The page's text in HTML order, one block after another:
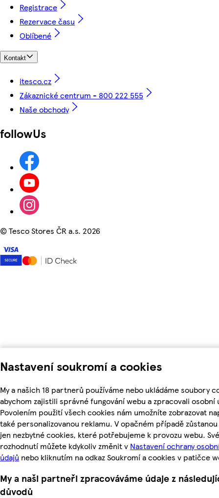
Nastavení soukromí a cookies
My a našich 18 partnerů používáme nebo ukládáme soubory
abychom zajistili správné fungování webu a zpracovali osobní
Povolením použití všech cookies nám umožníte zobrazovat
také personalizovanou reklamu. V opačném případě
jen nezbytné cookies, které potřebujeme k provozu webu. Své
rozhodnutí můžete kdykoliv změnit v Nastavení ochrany
údajů nebo kliknutím na odkaz Soukromí a cookies v patičce
My a naši partneři zpracováváme údaje z
důvodů
Registrace
Rezervace času
Oblíbené
Kontakt
itesco.cz
Zákaznické centrum - 800 222 555
Naše obchody
followUs
©Tesco Stores ČR a.s. 2026